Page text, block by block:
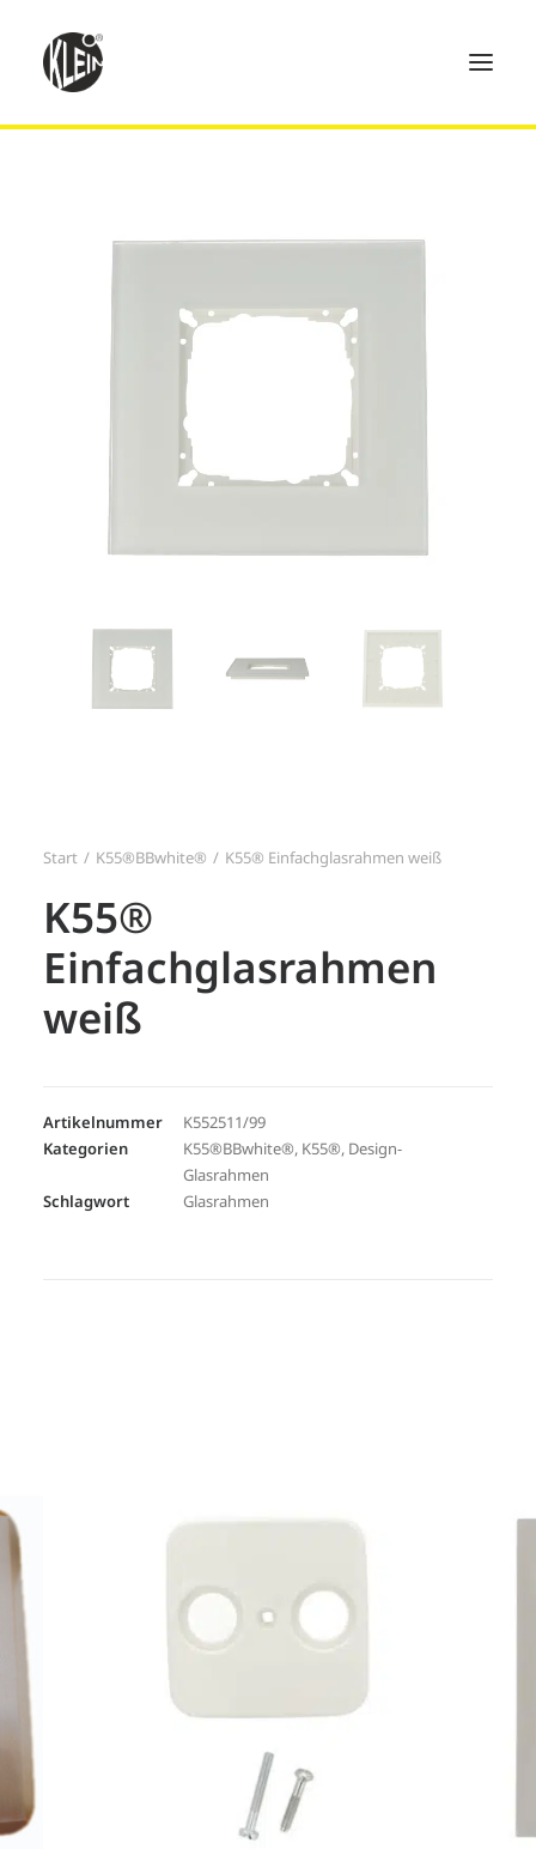
Technik
Kontakt
Search
Start K55®BBwhite® K55® Einfachglasrahmen weiß
K55®
Einfachglasrahmen
weiß
Artikelnummer
K552511/99
Kategorien
K55®BBwhite®, K55®, Design-
Glasrahmen
Schlagwort
Glasrahmen